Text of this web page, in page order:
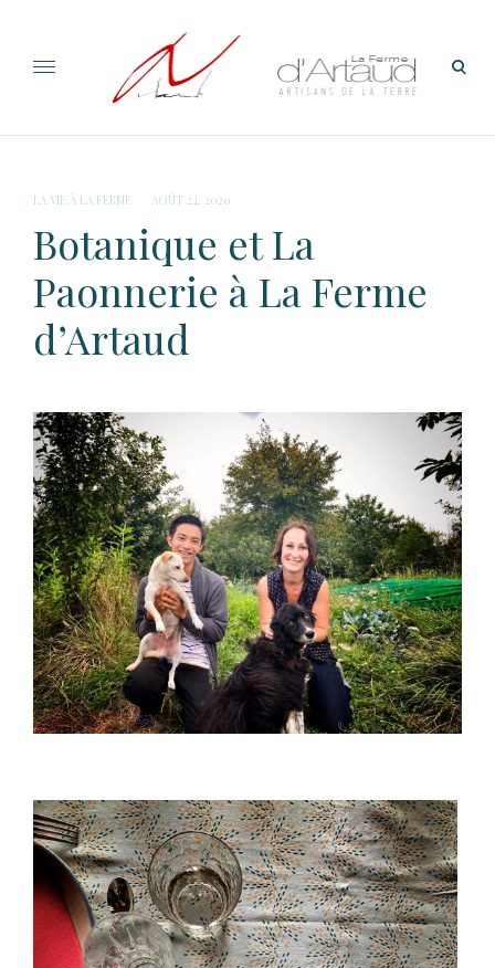
content
open
LA VIE À LA FERME AOÛT 24, 2020
Botanique et La
Paonnerie à La Ferme
d’Artaud